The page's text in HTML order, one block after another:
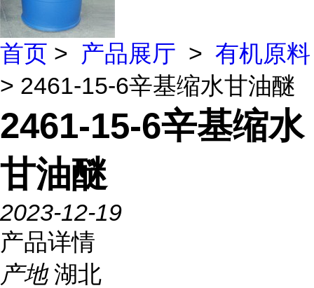
首页 > 产品展厅 > 有机原料
> 2461-15-6辛基缩水甘油醚
2461-15-6辛基缩水
甘油醚
2023-12-19
产品详情
产地 湖北